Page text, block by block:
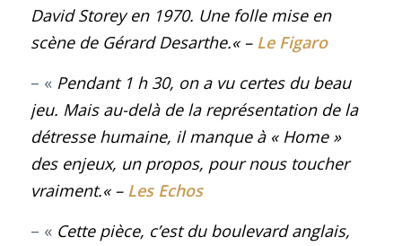
David Storey en 1970. Une folle mise en
scène de Gérard Desarthe.« – Le Figaro
– « Pendant 1 h 30, on a vu certes du beau
jeu. Mais au-delà de la représentation de la
détresse humaine, il manque à « Home »
des enjeux, un propos, pour nous toucher
vraiment.« – Les Echos
– « Cette pièce, c’est du boulevard anglais,